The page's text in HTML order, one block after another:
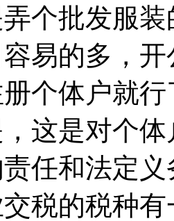
个批发服
易的多，
个体户就
这是对个
任和法定
税的税种